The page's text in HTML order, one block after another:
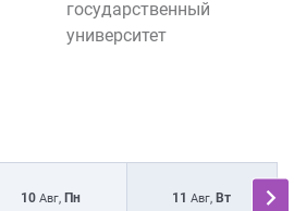
государственный
университет
10Авг, Пн 11 Авг, Вт